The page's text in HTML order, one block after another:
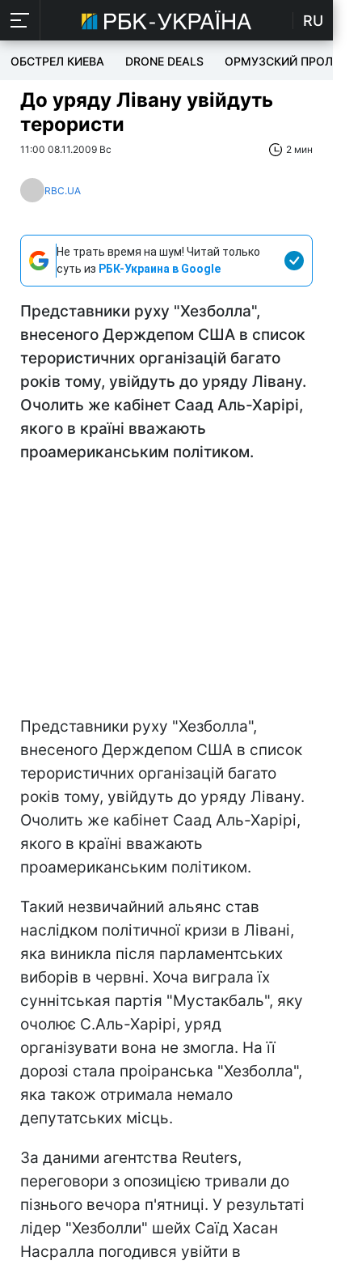
RU
ОБСТРЕЛ КИЕВА DRONE DEALS ОРМУЗСКИЙ ПРОЛИВ
До уряду Лівану увійдуть
терористи
11:00 08.11.2009 Вс 2 мин
RBC.UA
Не трать время на шум! Читай только
суть из РБК-Украина в Google
Представники руху "Хезболла",
внесеного Держдепом США в список
терористичних організацій багато
років тому, увійдуть до уряду Лівану.
Очолить же кабінет Саад Аль-Харірі,
якого в країні вважають
проамериканським політиком.
Представники руху "Хезболла",
внесеного Держдепом США в список
терористичних організацій багато
років тому, увійдуть до уряду Лівану.
Очолить же кабінет Саад Аль-Харірі,
якого в країні вважають
проамериканським політиком.
Такий незвичайний альянс став
наслідком політичної кризи в Лівані,
яка виникла після парламентських
виборів в червні. Хоча виграла їх
суннітськая партія "Мустакбаль", яку
очолює С.Аль-Харірі, уряд
організувати вона не змогла. На її
дорозі стала проіранська "Хезболла",
яка також отримала немало
депутатських місць.
За даними агентства Reuters,
переговори з опозицією тривали до
пізнього вечора п'ятниці. У результаті
лідер "Хезболли" шейх Саїд Хасан
Насралла погодився увійти в